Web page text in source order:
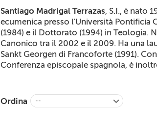
Santiago Madrigal Terrazas, S.I., è nato
ecumenica presso l'Università Pontificia
(1984) e il Dottorato (1994) in Teologia.
Canonico tra il 2002 e il 2009. Ha una
Sankt Georgen di Francoforte (1991).
Conferenza episcopale spagnola, è
Ordina --